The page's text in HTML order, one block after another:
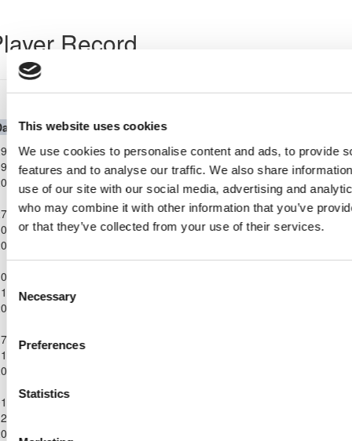
This website uses cookies
We use cookies to personalise content and ads, to provide
features and to analyse our traffic. We also share
use of our site with our social media, advertising and
who may combine it with other information that you’ve
or that they’ve collected from your use of their services.
Consent
Selection
Necessary
Preferences
Statistics
Record
Competition Home Team
Παγκύπριο
Πρωτάθλημα
Παίδων Κ-16
2024/25
ΑΠΟΛΛΩΝ
ΛΥΜΠΙΩΝ1 2ΑΝΑΓΕΝΝΗΣΗ
ΔΕΡΥΝΕΙΑΣ
38'
Παγκύπριο
Πρωτάθλημα
Παίδων Κ-16
VALENCIA C.F.
SOCCER ACADEMY4 0ΑΝΑΓΕΝΝΗΣΗ
44'
Παίδων Κ-16
Πρωτάθλημα
Παγκύπριο